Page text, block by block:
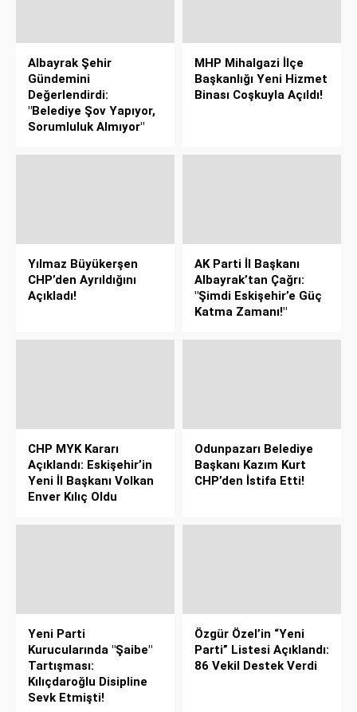
Albayrak Şehir
Gündemini
Değerlendirdi:
"Belediye Şov Yapıyor,
Sorumluluk Almıyor"
MHP Mihalgazi İlçe
Başkanlığı Yeni Hizmet
Binası Coşkuyla Açıldı!
Yılmaz Büyükerşen
CHP’den Ayrıldığını
Açıkladı!
AK Parti İl Başkanı
Albayrak’tan Çağrı:
"Şimdi Eskişehir’e Güç
Katma Zamanı!"
CHP MYK Kararı
Açıklandı: Eskişehir’in
Yeni İl Başkanı Volkan
Enver Kılıç Oldu
Odunpazarı Belediye
Başkanı Kazım Kurt
CHP’den İstifa Etti!
Yeni Parti
Kurucularında "Şaibe"
Tartışması:
Kılıçdaroğlu Disipline
Sevk Etmişti!
Özgür Özel’in “Yeni
Parti” Listesi Açıklandı:
86 Vekil Destek Verdi